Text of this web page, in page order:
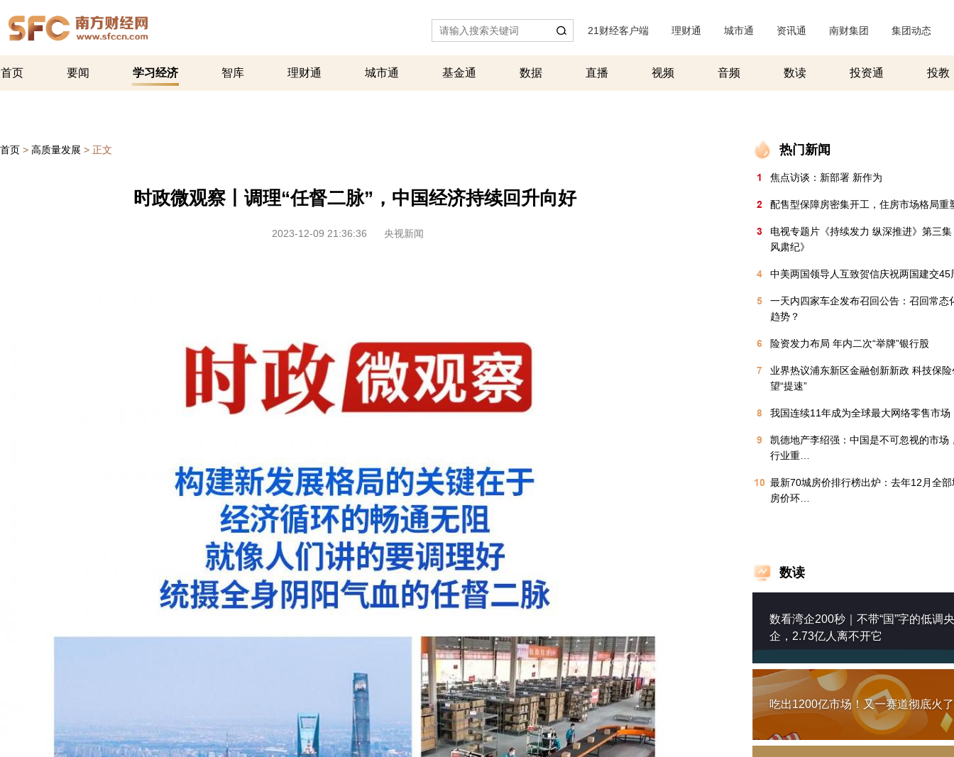
21财经客户端 理财通 城市通 资讯通 南财集团 集团动态
首页 要闻 学习经济 智库 理财通 城市通 基金通 数据 直播 视频 音频 数读 投资通 投教
首页 > 高质量发展 > 正文
时政微观察丨调理“任督二脉”，中国经济持续回升向好
2023-12-09 21:36:36 央视新闻
热门新闻
1 焦点访谈：新部署 新作为
2 配售型保障房密集开工，住房市场格局重
3
电视专题片《持续发力 纵深推进》第三
风肃纪》
4 中美两国领导人互致贺信庆祝两国建交45
5
一天内四家车企发布召回公告：召回常态
趋势？
6 险资发力布局 年内二次“举牌”银行股
7
业界热议浦东新区金融创新新政 科技保
望“提速”
8 我国连续11年成为全球最大网络零售市场
9
凯德地产李绍强：中国是不可忽视的市场
行业重…
10 最新70城房价排行榜出炉：去年12月全
房价环…
数读
数看湾企200秒｜不带“国”字的低调央
企，2.73亿人离不开它
吃出1200亿市场！又一赛道彻底火了